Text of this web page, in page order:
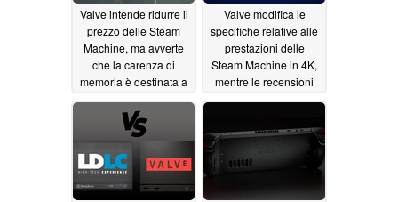
Valve intende ridurre il
prezzo delle Steam
Machine, ma avverte
che la carenza di
memoria è destinata a
06/27/2026
Valve modifica le
specifiche relative alle
prestazioni delle
Steam Machine in 4K,
mentre le recensioni